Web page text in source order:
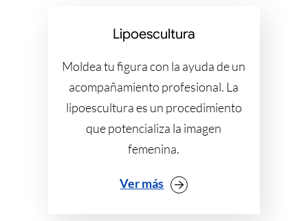
Lipoescultura
Moldea tu figura con la ayuda de un
acompañamiento profesional. La
lipoescultura es un procedimiento
que potencializa la imagen
femenina.
Ver más